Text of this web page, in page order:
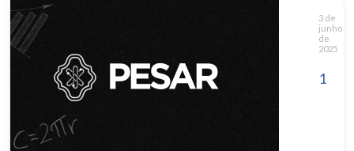
3 de
junho
de
2025
1